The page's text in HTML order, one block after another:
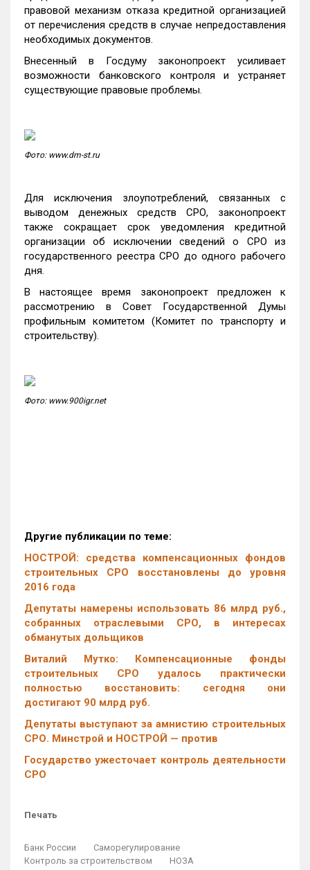
правовой механизм отказа кредитной организацией
от перечисления средств в случае непредоставления
необходимых документов.
Внесенный в Госдуму законопроект усиливает
возможности банковского контроля и устраняет
существующие правовые проблемы.
Фото: www.dm-st.ru
Для исключения злоупотреблений, связанных с
выводом денежных средств СРО, законопроект
также сокращает срок уведомления кредитной
организации об исключении сведений о СРО из
государственного реестра СРО до одного рабочего
дня.
В настоящее время законопроект предложен к
рассмотрению в Совет Государственной Думы
профильным комитетом (Комитет по транспорту и
строительству).
Фото: www.900igr.net
Другие публикации по теме:
НОСТРОЙ: средства компенсационных фондов
строительных СРО восстановлены до уровня
2016 года
Депутаты намерены использовать 86 млрд руб.,
собранных отраслевыми СРО, в интересах
обманутых дольщиков
Виталий Мутко: Компенсационные фонды
строительных СРО удалось практически
полностью восстановить: сегодня они
достигают 90 млрд руб.
Депутаты выступают за амнистию строительных
СРО. Минстрой и НОСТРОЙ — против
Государство ужесточает контроль деятельности
СРО
Печать
Банк России
Саморегулирование
Контроль за строительством
НОЗА